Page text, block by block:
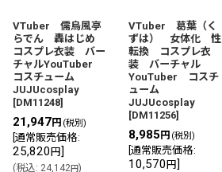
VTuber 儒烏風亭
らでん 轟はじめ
コスプレ衣装 バー
チャルYouTuber
コスチューム
JUJUcosplay
[DM11248]
21,947円 (税別)
通常販売価格:
25,820 円]
(税込: 24,142円)
VTuber 葛葉（く
ずは） 女体化 性
転換 コスプレ衣
装 バーチャル
YouTuber コスチ
ューム
JUJUcosplay
[DM11256]
8,985 円 (税別)
通常販売価格:
10,570 円]